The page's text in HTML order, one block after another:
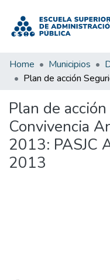
Home Municipios
Plan de
Convivencia
2013: PASJC
2013